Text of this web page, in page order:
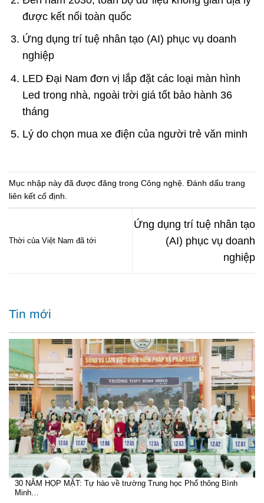
được kết nối toàn quốc
Ứng dụng trí tuệ nhân tạo (AI) phục vụ doanh
nghiệp
LED Đại Nam đơn vị lắp đặt các loại màn hình
Led trong nhà, ngoài trời giá tốt bảo hành 36
tháng
Lý do chọn mua xe điện của người trẻ văn minh
Mục nhập này đã được đăng trong Công nghệ . Đánh dấu trang
liên kết cố định
Thời của Việt Nam đã tới
Ứng dụng trí tuệ nhân tạo
(AI) phục vụ doanh
nghiệp
Tin mới
30 NĂM HỌP MẶT: Tự hào về trường Trung học Phổ thông Bình
Minh…